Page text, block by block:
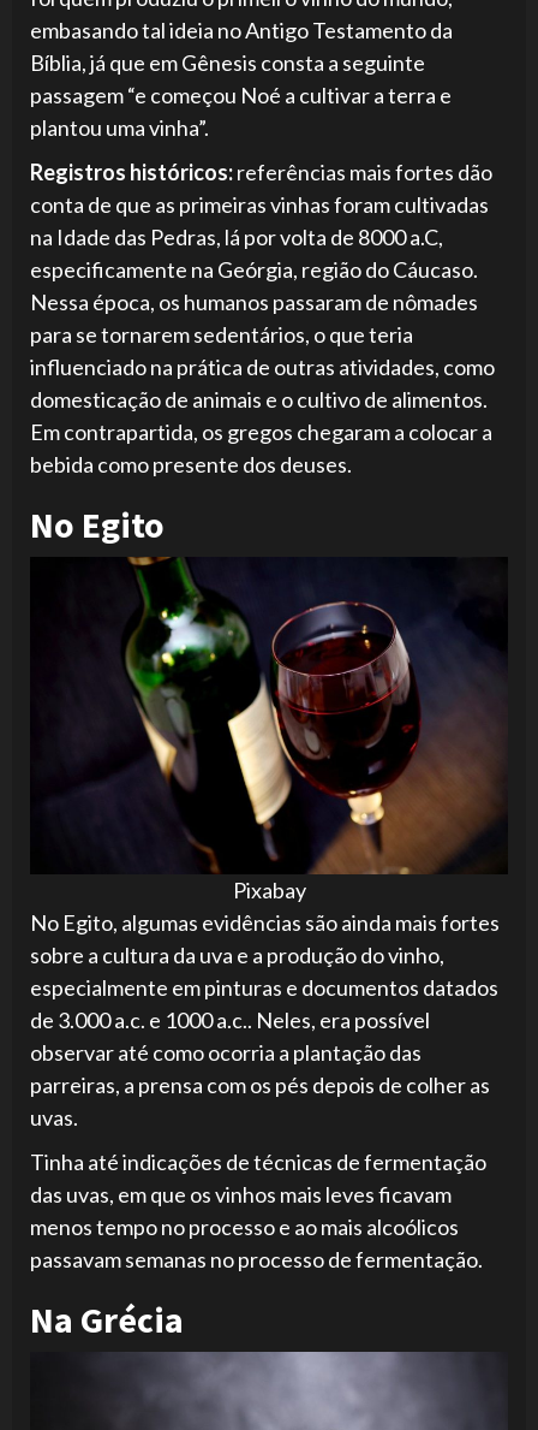
embasando tal ideia no Antigo Testamento da
Bíblia, já que em Gênesis consta a seguinte
passagem “e começou Noé a cultivar a terra e
plantou uma vinha”.
Registros históricos:referências mais fortes dão
conta de que as primeiras vinhas foram cultivadas
na Idade das Pedras, lá por volta de 8000 a.C,
especificamente na Geórgia, região do Cáucaso.
Nessa época, os humanos passaram de nômades
para se tornarem sedentários, o que teria
influenciado na prática de outras atividades, como
domesticação de animais e o cultivo de alimentos.
Em contrapartida, os gregos chegaram a colocar a
bebida como presente dos deuses.
No Egito
Pixabay
No Egito, algumas evidências são ainda mais fortes
sobre a cultura da uva e a produção do vinho,
especialmente em pinturas e documentos datados
de 3.000 a.c. e 1000 a.c.. Neles, era possível
observar até como ocorria a plantação das
parreiras, a prensa com os pés depois de colher as
uvas.
Tinha até indicações de técnicas de fermentação
das uvas, em que os vinhos mais leves ficavam
menos tempo no processo e ao mais alcoólicos
passavam semanas no processo de fermentação.
Na Grécia